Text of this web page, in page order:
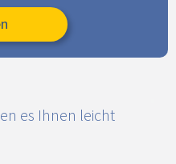
es Ihnen leicht